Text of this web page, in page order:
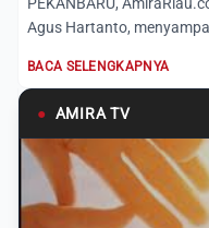
Agus Hartanto,
BACA SELENGKAPNYA
● AMIRA TV